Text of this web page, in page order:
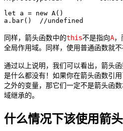
let a = new A()
a.bar()  //undefined
同样，箭头函数中的this不是指向A
全局作用域。同样，使用普通函数就不
通过以上说明，我们可以看出，箭头
是什么都没有！如果你在箭头函数引用
之外的变量，那它们一定不是箭头函
域继承的。
什么情况下该使用箭